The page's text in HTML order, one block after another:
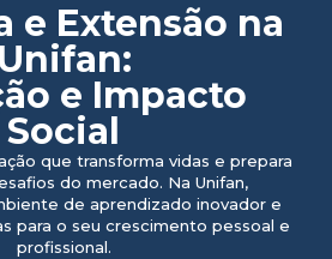
e Extensão na
Unifan:
e Impacto
Social
que transforma vidas e prepara
do mercado. Na Unifan,
de aprendizado inovador e
para o seu crescimento pessoal e
profissional.